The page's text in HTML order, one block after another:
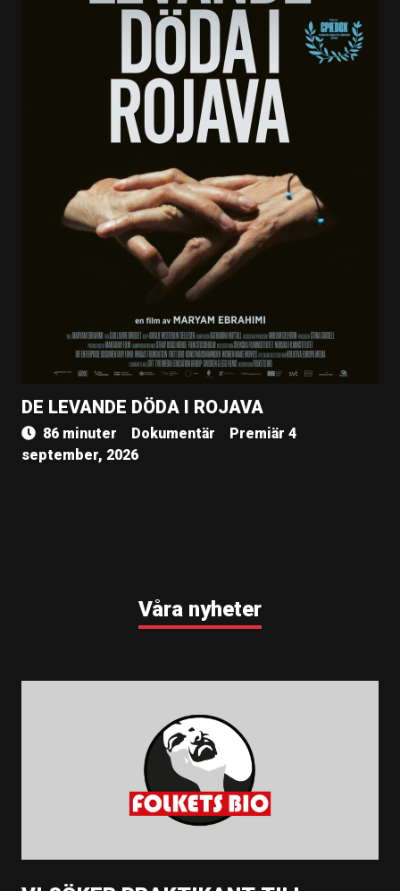
DE LEVANDE DÖDA I ROJAVA
86 minuter Dokumentär
Premiär 4
september, 2026
Våra nyheter